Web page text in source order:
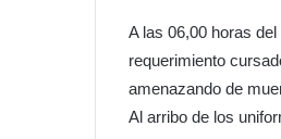
A las 06,00 horas
requerimiento
amenazando de
Al arribo de los